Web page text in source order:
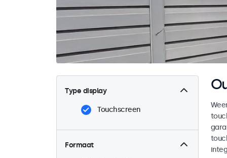
Type display
Touchscreen
Formaat